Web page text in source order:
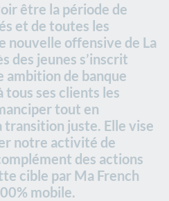
être la période de
et de toutes les
nouvelle offensive de La
des jeunes s’inscrit
ambition de banque
tous ses clients les
tout en
transition juste. Elle vise
notre activité de
des actions
cible par Ma French
mobile.